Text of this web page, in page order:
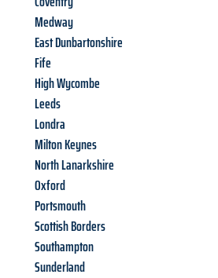
Medway
East Dunbartonshire
Fife
High Wycombe
Leeds
Londra
Milton Keynes
North Lanarkshire
Oxford
Portsmouth
Scottish Borders
Southampton
Sunderland